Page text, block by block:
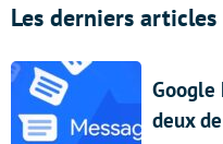
Les derniers articles
Google
deux